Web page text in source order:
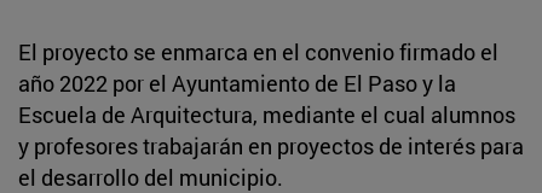
El proyecto se enmarca en el convenio firmado el
año 2022 por el Ayuntamiento de El Paso y la
Escuela de Arquitectura, mediante el cual alumnos
y profesores trabajarán en proyectos de interés para
el desarrollo del municipio.